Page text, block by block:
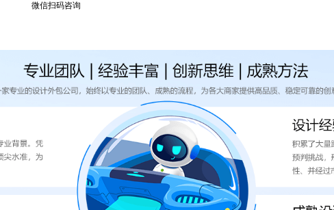
微信扫码咨询